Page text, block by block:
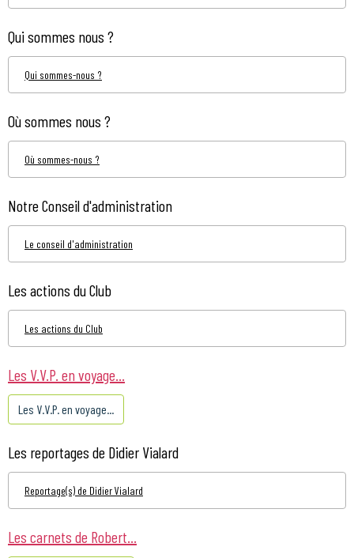
Qui sommes nous ?
Qui sommes-nous ?
Où sommes nous ?
Où sommes-nous ?
Notre Conseil d'administration
Le conseil d'administration
Les actions du Club
Les actions du Club
Les V.V.P. en voyage...
Les V.V.P. en voyage...
Les reportages de Didier Vialard
Reportage(s) de Didier Vialard
Les carnets de Robert...